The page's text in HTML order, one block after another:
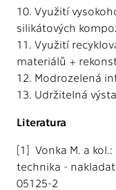
10. Využití
silikátových
11. Využití
materiálů +
12. Modrozelená
13. Udržitelná
Literatura
[1] Vonka M. a kol.:
technika -
05125-2